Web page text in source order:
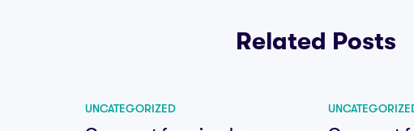
Related Posts
UNCATEGORIZED